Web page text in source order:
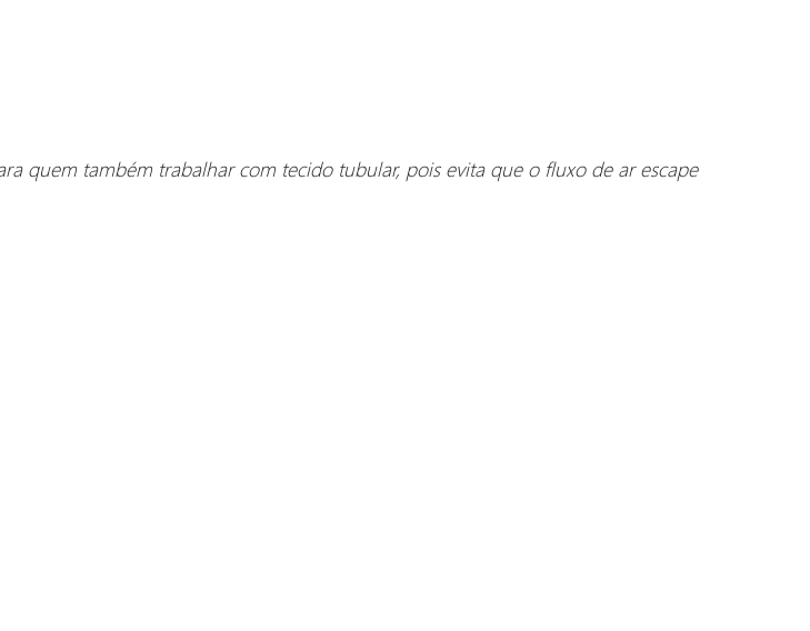
quem também trabalhar com tecido tubular, pois evita que o fluxo de ar escape